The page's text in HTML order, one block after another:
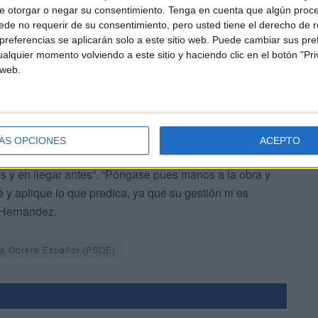
otorgar o negar su consentimiento. Tenga en cuenta que algún
no requerir de su consentimiento, pero usted tiene el derecho de
se aplicarán solo a este sitio web. Puede cambiar sus
momento volviendo a este sitio y haciendo clic en el botón
OPCIONES ACEPTO
existen familias a las que "ha retirado, por citar un
la eficacia de otro tipo de respuesta a los rebrotes
un precio superior al de mercado"
recursos económicos, sino, como usted dice en sus
en llegar antes”. “Póngase pues manos a la obra y
aplique lo que predica, ya que su gestión ni es
Obrero Español (PSOE)